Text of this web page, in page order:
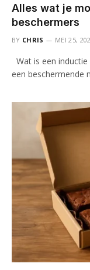
Alles wat je
beschermers
BY CHRIS MEI 25,
Wat is een
een beschermende